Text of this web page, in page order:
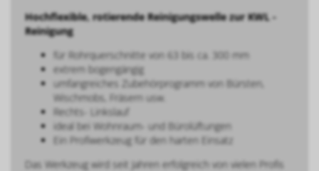
Hochflexible, rotierende Reinigungswelle zur KWL -
Reinigung
für Rohrquerschnitte von 63 bis ca. 300 mm
extrem bogengängig
umfangreiches Zubehörprogramm von Bürsten,
Wischmobs, Fräsern usw.
Rechts- Linkslauf
ideal bei Wohnraum- und Bürolüftungen
Ein Profiwerkzeug für den harten Einsatz
Das Werkzeug wird seit Jahren erfolgreich von vielen Profis